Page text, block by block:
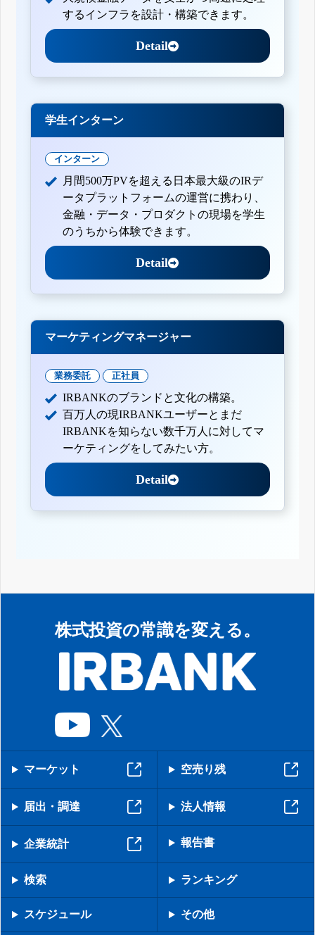
するインフラを設計・構築できます。
Detail
学生インターン
インターン
月間500万PVを超える日本最大級のIRデ
ータプラットフォームの運営に携わり、
金融・データ・プロダクトの現場を学生
のうちから体験できます。
Detail
マーケティングマネージャー
業務委託 正社員
IRBANKのブランドと文化の構築。
百万人の現IRBANKユーザーとまだ
IRBANKを知らない数千万人に対してマ
ーケティングをしてみたい方。
Detail
株式投資の常識を変える。
マーケット 空売り残
届出・調達 法人情報
企業統計 報告書
検索 ランキング
スケジュール その他